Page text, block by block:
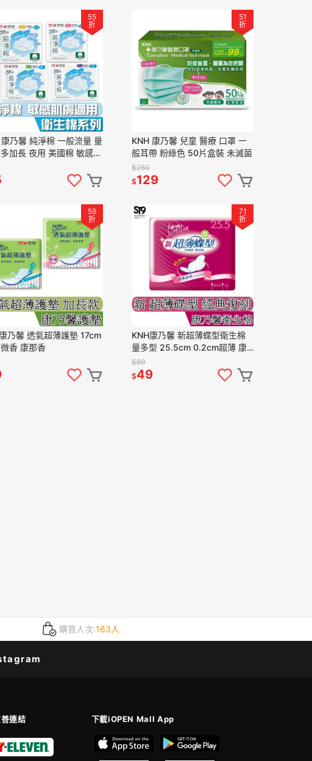
55
折
乃馨 純淨棉 一般流量 量
加長 夜用 美國棉 敏感肌
51
折
KNH 康乃馨 兒童 醫療 口罩 一
般耳帶 粉綠色 50片盒裝 未滅菌
$250
$129
59
折
乃馨 透氣超薄護墊 17cm
香 康那香
71
折
KNH康乃馨 新超薄蝶型衛生棉
量多型 25.5cm 0.2cm超薄 康
那香
$69
$49
購買人次:163人
連結 下載iOPEN Mall App